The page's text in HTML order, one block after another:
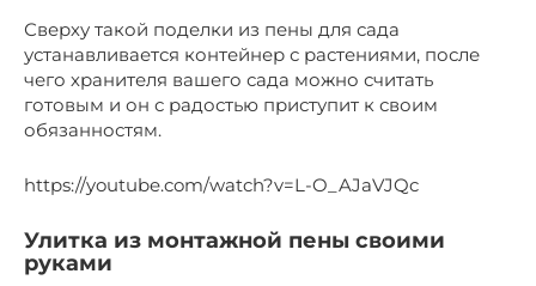
Сверху такой поделки из пены для сада
устанавливается контейнер с растениями, после
чего хранителя вашего сада можно считать
готовым и он с радостью приступит к своим
обязанностям.
https://youtube.com/watch?v=L-O_AJaVJQc
Улитка из монтажной пены своими
руками